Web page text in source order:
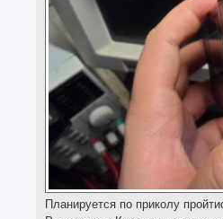
Планируется по приколу